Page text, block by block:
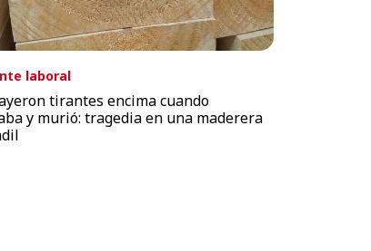
laboral
tirantes encima cuando
y murió: tragedia en una maderera